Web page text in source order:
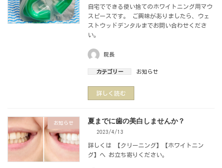
自宅でできる使い捨てのホワイトニング用マウ
スピースです。 ご興味がありましたら、ウェ
ストウッドデンタルまでお問い合わせくださ
い。
院長
カテゴリー お知らせ
詳しく読む
お知らせ 夏までに歯の美白しませんか？
2023/4/13
詳しくは 【クリーニング】【ホワイトニン
グ】へ お立ち寄りください。